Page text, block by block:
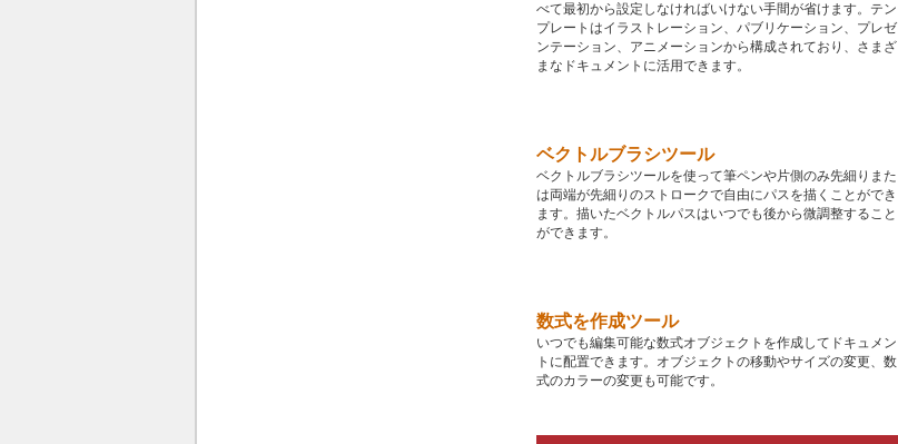
べて最初から設定しなければいけない手間が省けます。テン
プレートはイラストレーション、パブリケーション、プレゼ
ンテーション、アニメーションから構成されており、さまざ
まなドキュメントに活用できます。
ベクトルブラシツール
ベクトルブラシツールを使って筆ペンや片側のみ先細りまた
は両端が先細りのストロークで自由にパスを描くことができ
ます。描いたベクトルパスはいつでも後から微調整すること
ができます。
数式を作成ツール
いつでも編集可能な数式オブジェクトを作成してドキュメン
トに配置できます。オブジェクトの移動やサイズの変更、数
式のカラーの変更も可能です。